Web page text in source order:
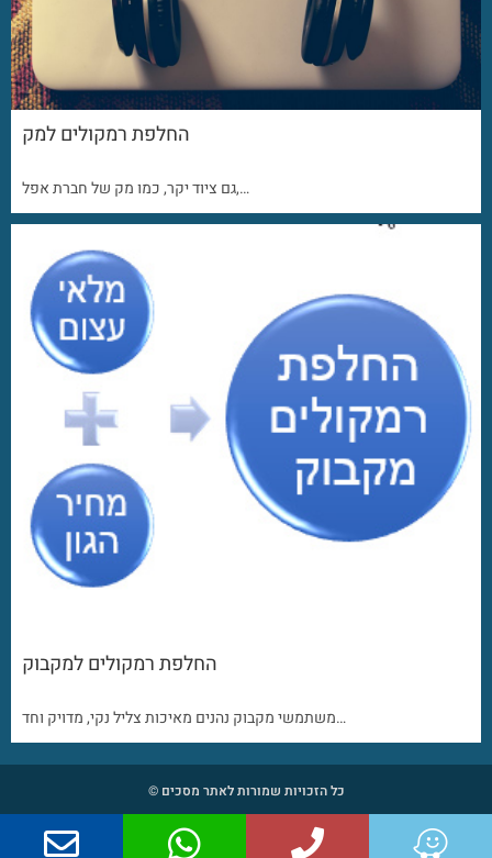
החלפת רמקולים למק
גם ציוד יקר, כמו מק של חברת אפל,…
החלפת רמקולים למקבוק
משתמשי מקבוק נהנים מאיכות צליל נקי, מדויק וחד…
כל הזכויות שמורות לאתר מסכים ©